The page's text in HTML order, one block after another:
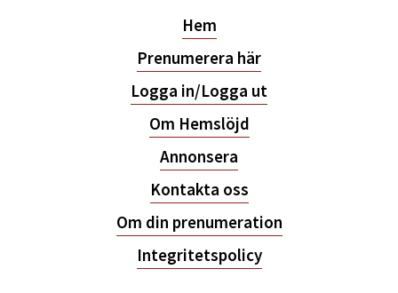
Hem
Prenumerera här
Logga in/Logga ut
Om Hemslöjd
Annonsera
Kontakta oss
Om din prenumeration
Integritetspolicy